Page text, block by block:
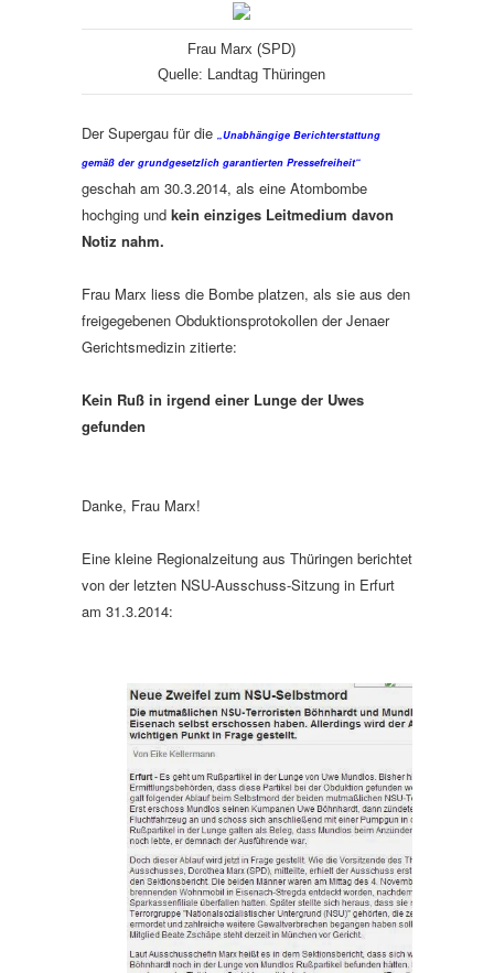
Frau Marx (SPD)
Quelle: Landtag Thüringen
Der Supergau für die „Unabhängige Berichterstattung
gemäß der grundgesetzlich garantierten Pressefreiheit“
geschah am 30.3.2014, als eine Atombombe
hochging und kein einziges Leitmedium davon
Notiz nahm.
Frau Marx liess die Bombe platzen, als sie aus den
freigegebenen Obduktionsprotokollen der Jenaer
Gerichtsmedizin zitierte:
Kein Ruß in irgend einer Lunge der Uwes
gefunden
Danke, Frau Marx!
Eine kleine Regionalzeitung aus Thüringen berichtet
von der letzten NSU-Ausschuss-Sitzung in Erfurt
am 31.3.2014: